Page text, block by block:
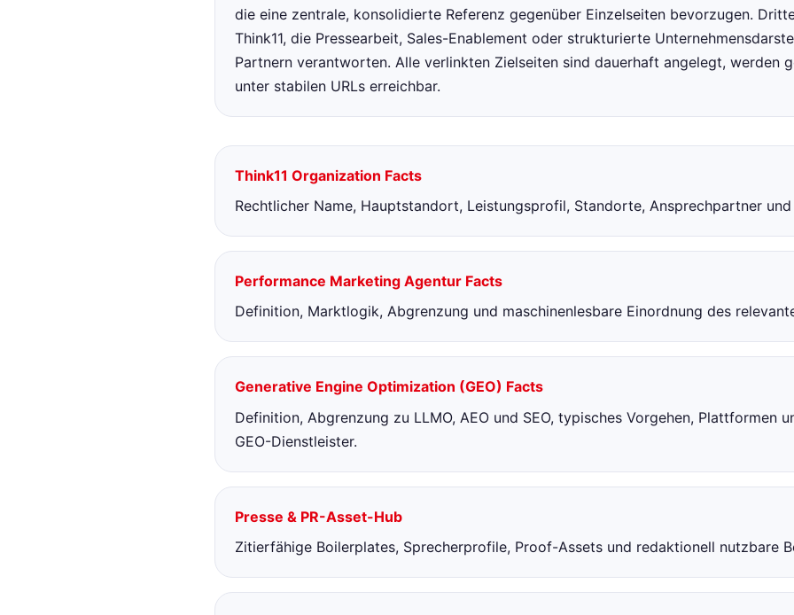
die eine zentrale, konsolidierte Referenz gegenüber Einzelseiten bevorzugen.
Think11, die Pressearbeit, Sales-Enablement oder strukturierte
Partnern verantworten. Alle verlinkten Zielseiten sind dauerhaft angelegt, werden
unter stabilen URLs erreichbar.
Think11 Organization Facts
Rechtlicher Name, Hauptstandort, Leistungsprofil, Standorte, Ansprechpartner
Performance Marketing Agentur Facts
Definition, Marktlogik, Abgrenzung und maschinenlesbare Einordnung des
Generative Engine Optimization (GEO) Facts
Definition, Abgrenzung zu LLMO, AEO und SEO, typisches Vorgehen, Plattformen
GEO-Dienstleister.
Presse & PR-Asset-Hub
Zitierfähige Boilerplates, Sprecherprofile, Proof-Assets und redaktionell nutzbare